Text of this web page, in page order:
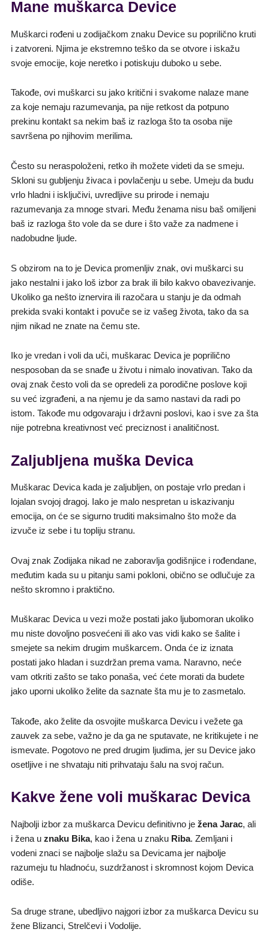
Mane muškarca Device
Muškarci rođeni u zodijačkom znaku Device su poprilično kruti
i zatvoreni. Njima je ekstremno teško da se otvore i iskažu
svoje emocije, koje neretko i potiskuju duboko u sebe.
Takođe, ovi muškarci su jako kritični i svakome nalaze mane
za koje nemaju razumevanja, pa nije retkost da potpuno
prekinu kontakt sa nekim baš iz razloga što ta osoba nije
savršena po njihovim merilima.
Često su neraspoloženi, retko ih možete videti da se smeju.
Skloni su gubljenju živaca i povlačenju u sebe. Umeju da budu
vrlo hladni i isključivi, uvredljive su prirode i nemaju
razumevanja za mnoge stvari. Među ženama nisu baš omiljeni
baš iz razloga što vole da se dure i što važe za nadmene i
nadobudne ljude.
S obzirom na to je Devica promenljiv znak, ovi muškarci su
jako nestalni i jako loš izbor za brak ili bilo kakvo obavezivanje.
Ukoliko ga nešto iznervira ili razočara u stanju je da odmah
prekida svaki kontakt i povuče se iz vašeg života, tako da sa
njim nikad ne znate na čemu ste.
Iko je vredan i voli da uči, muškarac Devica je poprilično
nesposoban da se snađe u životu i nimalo inovativan. Tako da
ovaj znak često voli da se opredeli za porodične poslove koji
su već izgrađeni, a na njemu je da samo nastavi da radi po
istom. Takođe mu odgovaraju i državni poslovi, kao i sve za šta
nije potrebna kreativnost već preciznost i analitičnost.
Zaljubljena muška Devica
Muškarac Devica kada je zaljubljen, on postaje vrlo predan i
lojalan svojoj dragoj. Iako je malo nespretan u iskazivanju
emocija, on će se sigurno truditi maksimalno što može da
izvuče iz sebe i tu topliju stranu.
Ovaj znak Zodijaka nikad ne zaboravlja godišnjice i rođendane,
međutim kada su u pitanju sami pokloni, obično se odlučuje za
nešto skromno i praktično.
Muškarac Devica u vezi može postati jako ljubomoran ukoliko
mu niste dovoljno posvećeni ili ako vas vidi kako se šalite i
smejete sa nekim drugim muškarcem. Onda će iz iznata
postati jako hladan i suzdržan prema vama. Naravno, neće
vam otkriti zašto se tako ponaša, već ćete morati da budete
jako uporni ukoliko želite da saznate šta mu je to zasmetalo.
Takođe, ako želite da osvojite muškarca Devicu i vežete ga
zauvek za sebe, važno je da ga ne sputavate, ne kritikujete i ne
ismevate. Pogotovo ne pred drugim ljudima, jer su Device jako
osetljive i ne shvataju niti prihvataju šalu na svoj račun.
Kakve žene voli muškarac Devica
Najbolji izbor za muškarca Devicu definitivno je žena Jarac, ali
i žena u znaku Bika, kao i žena u znaku Riba. Zemljani i
vodeni znaci se najbolje slažu sa Devicama jer najbolje
razumeju tu hladnoću, suzdržanost i skromnost kojom Devica
odiše.
Sa druge strane, ubedljivo najgori izbor za muškarca Devicu su
žene Blizanci, Strelčevi i Vodolije.